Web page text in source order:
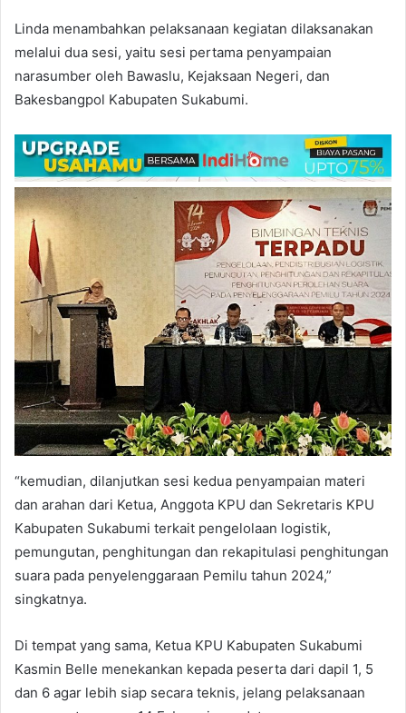
Linda menambahkan pelaksanaan kegiatan dilaksanakan
melalui dua sesi, yaitu sesi pertama penyampaian
narasumber oleh Bawaslu, Kejaksaan Negeri, dan
Bakesbangpol Kabupaten Sukabumi.
“kemudian, dilanjutkan sesi kedua penyampaian materi
dan arahan dari Ketua, Anggota KPU dan Sekretaris KPU
Kabupaten Sukabumi terkait pengelolaan logistik,
pemungutan, penghitungan dan rekapitulasi penghitungan
suara pada penyelenggaraan Pemilu tahun 2024,”
singkatnya.
Di tempat yang sama, Ketua KPU Kabupaten Sukabumi
Kasmin Belle menekankan kepada peserta dari dapil 1, 5
dan 6 agar lebih siap secara teknis, jelang pelaksanaan